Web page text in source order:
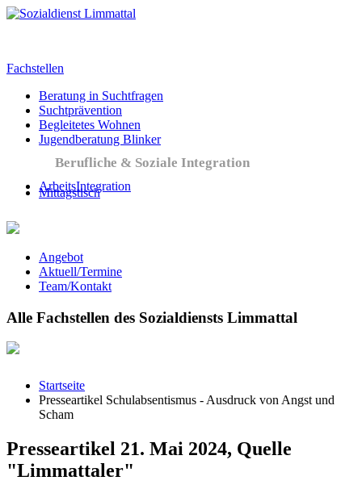
Fachstellen
Beratung in Suchtfragen
Suchtprävention
Begleitetes Wohnen
Jugendberatung Blinker
Berufliche & Soziale Integration
ArbeitsIntegration
Mittagstisch
Angebot
Aktuell/Termine
Team/Kontakt
Alle Fachstellen des Sozialdiensts Limmattal
Startseite
Presseartikel Schulabsentismus - Ausdruck von Angst und
Scham
Presseartikel 21. Mai 2024, Quelle
"Limmattaler"